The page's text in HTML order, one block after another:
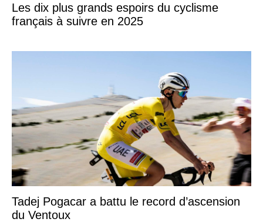
Les dix plus grands espoirs du cyclisme
français à suivre en 2025
Tadej Pogacar a battu le record d’ascension
du Ventoux